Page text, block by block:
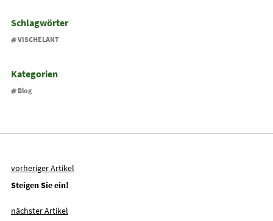
Schlagwörter
VISCHELANT
Kategorien
Blog
vorheriger Artikel
Steigen Sie ein!
nächster Artikel